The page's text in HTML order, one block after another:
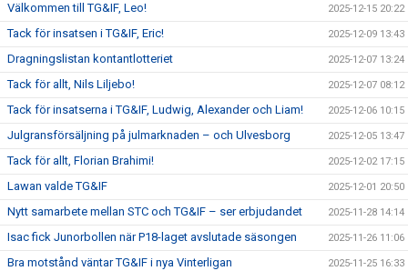
Välkommen till TG&IF, Leo! 2025-12-15 20:22
Tack för insatsen i TG&IF, Eric! 2025-12-09 13:43
Dragningslistan kontantlotteriet 2025-12-07 13:24
Tack för allt, Nils Liljebo! 2025-12-07 08:12
Tack för insatserna i TG&IF, Ludwig, Alexander och Liam! 2025-12-06 10:15
Julgransförsäljning på julmarknaden – och Ulvesborg 2025-12-05 13:47
Tack för allt, Florian Brahimi! 2025-12-02 17:15
Lawan valde TG&IF 2025-12-01 20:50
Nytt samarbete mellan STC och TG&IF – ser erbjudandet 2025-11-28 14:14
Isac fick Junorbollen när P18-laget avslutade säsongen 2025-11-26 11:06
Bra motstånd väntar TG&IF i nya Vinterligan 2025-11-25 16:33